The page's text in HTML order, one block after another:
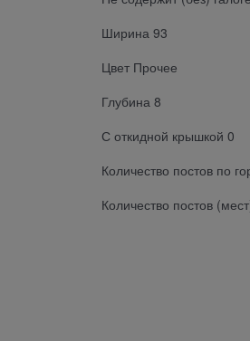
Ширина 93
Цвет Прочее
Глубина 8
С откидной крышкой 0
Количество постов по
Количество постов